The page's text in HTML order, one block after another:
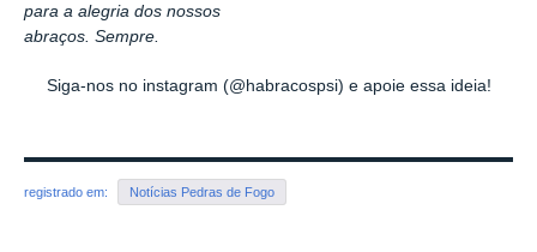
para a alegria dos nossos
abraços. Sempre.
Siga-nos no instagram (@habracospsi) e apoie essa ideia!
registrado em: Notícias Pedras de Fogo